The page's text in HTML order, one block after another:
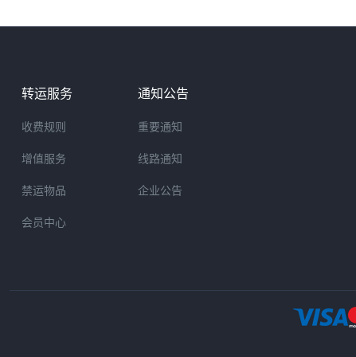
转运服务
收费规则
增值服务
禁运物品
会员中心
通知公告
重要通知
线路通知
企业公告